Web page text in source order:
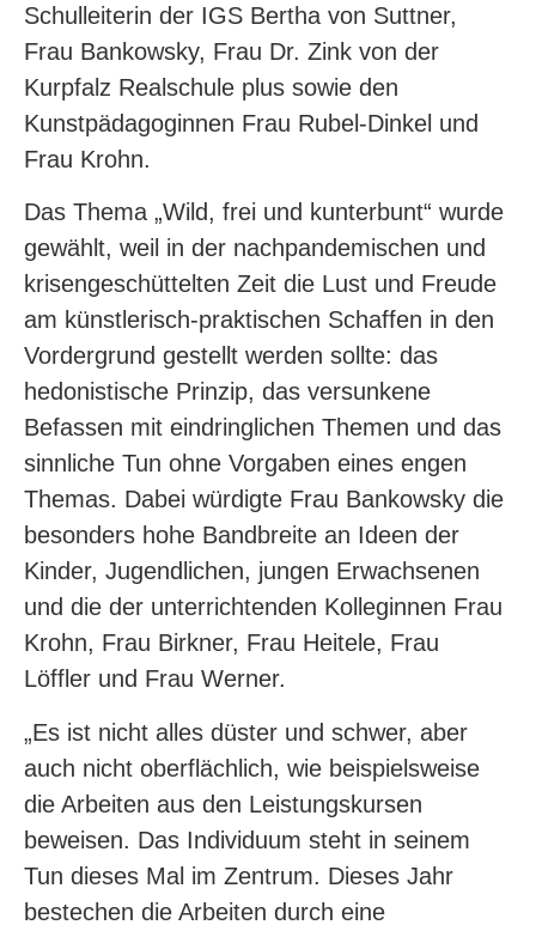
Schulleiterin der IGS Bertha von Suttner,
Frau Bankowsky, Frau Dr. Zink von der
Kurpfalz Realschule plus sowie den
Kunstpädagoginnen Frau Rubel-Dinkel und
Frau Krohn.
Das Thema „Wild, frei und kunterbunt“ wurde
gewählt, weil in der nachpandemischen und
krisengeschüttelten Zeit die Lust und Freude
am künstlerisch-praktischen Schaffen in den
Vordergrund gestellt werden sollte: das
hedonistische Prinzip, das versunkene
Befassen mit eindringlichen Themen und das
sinnliche Tun ohne Vorgaben eines engen
Themas. Dabei würdigte Frau Bankowsky die
besonders hohe Bandbreite an Ideen der
Kinder, Jugendlichen, jungen Erwachsenen
und die der unterrichtenden Kolleginnen Frau
Krohn, Frau Birkner, Frau Heitele, Frau
Löffler und Frau Werner.
„Es ist nicht alles düster und schwer, aber
auch nicht oberflächlich, wie beispielsweise
die Arbeiten aus den Leistungskursen
beweisen. Das Individuum steht in seinem
Tun dieses Mal im Zentrum. Dieses Jahr
bestechen die Arbeiten durch eine